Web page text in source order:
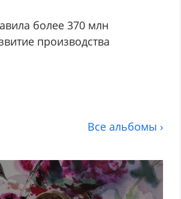
более 370 млн
производства
Все альбомы ›